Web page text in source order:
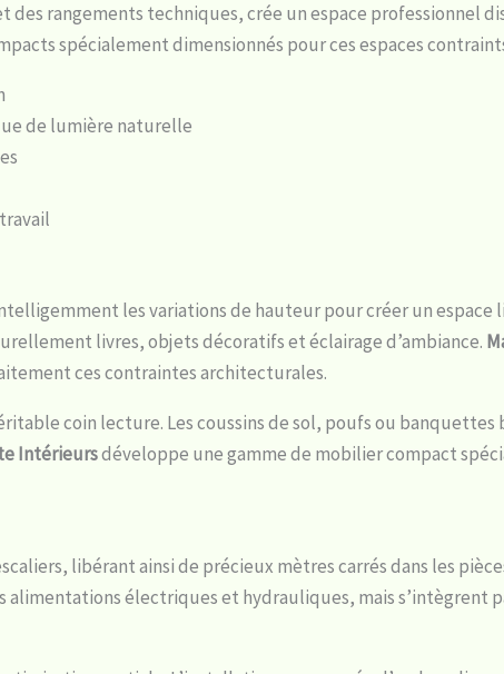
rangements techniques, crée un espace professionnel
spécialement dimensionnés pour ces espaces
de lumière naturelle
les variations de hauteur pour créer un espace
livres, objets décoratifs et éclairage d’ambiance.
ces contraintes architecturales.
coin lecture. Les coussins de sol, poufs ou banquettes
Intérieursdéveloppe une gamme de mobilier compact
libérant ainsi de précieux mètres carrés dans les
électriques et hydrauliques, mais s’intègrent